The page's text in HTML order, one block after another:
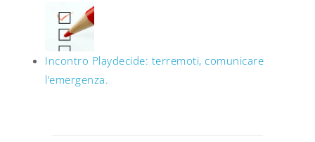
Incontro Playdecide: terremoti, comunicare
l’emergenza.